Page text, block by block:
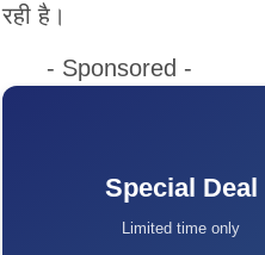
रही है।
- Sponsored -
Special Deal
Limited time only